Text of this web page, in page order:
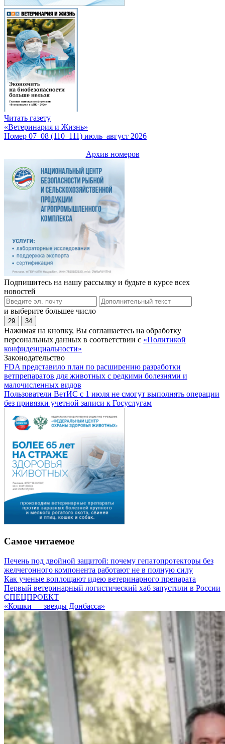
Читать газету
«Ветеринария и Жизнь»
Номер 07–08 (110–111) июль–август 2026
Архив номеров
Подпишитесь на нашу рассылку и будьте в курсе всех
новостей
и выберите большее число
29 34
Нажимая на кнопку, Вы соглашаетесь на обработку
персональных данных в соответствии с «Политикой
конфиденциальности»
Законодательство
FDA представило план по расширению разработки
ветпрепаратов для животных с редкими болезнями и
малочисленных видов
Пользователи ВетИС с 1 июля не смогут выполнять операции
без привязки учетной записи к Госуслугам
Самое читаемое
Печень под двойной защитой: почему гепатопротекторы без
желчегонного компонента работают не в полную силу
Как ученые воплощают идею ветеринарного препарата
Первый ветеринарный логистический хаб запустили в России
СПЕЦПРОЕКТ
«Кошки — звезды Донбасса»